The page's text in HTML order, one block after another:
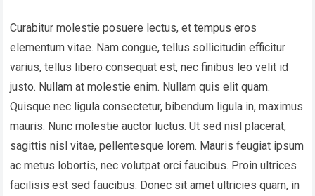
Curabitur molestie posuere lectus, et tempus eros
elementum vitae. Nam congue, tellus sollicitudin efficitur
varius, tellus libero consequat est, nec finibus leo velit id
justo. Nullam at molestie enim. Nullam quis elit quam.
Quisque nec ligula consectetur, bibendum ligula in, maximus
mauris. Nunc molestie auctor luctus. Ut sed nisl placerat,
sagittis nisl vitae, pellentesque lorem. Mauris feugiat ipsum
ac metus lobortis, nec volutpat orci faucibus. Proin ultrices
facilisis est sed faucibus. Donec sit amet ultricies quam, in